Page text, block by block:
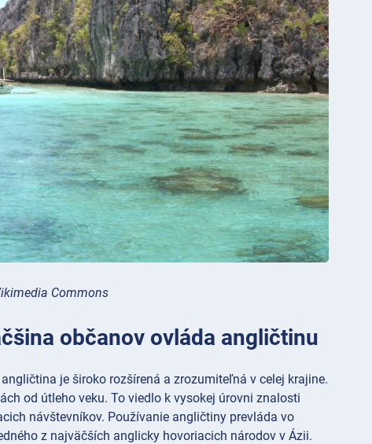
Commons
občanov ovláda angličtinu
je široko rozšírená a zrozumiteľná v celej krajine.
od útleho veku. To viedlo k vysokej úrovni znalosti
návštevníkov. Používanie angličtiny prevláda vo
z najväčších anglicky hovoriacich národov v Ázii.